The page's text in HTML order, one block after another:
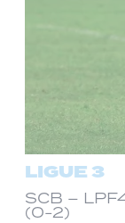
LIGUE 3
SCB –
(0-2)